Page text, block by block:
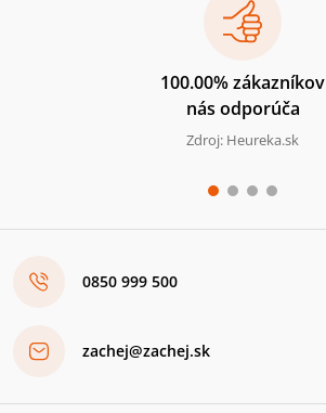
100.00% zákazníkov
nás odporúča
Zdroj: Heureka.sk
0850 999 500
zachej@zachej.sk